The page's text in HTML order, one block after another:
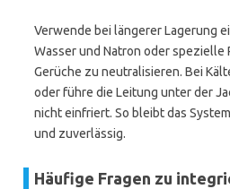
Verwende bei längerer Lagerung
Wasser und Natron oder spezielle
Gerüche zu neutralisieren. Bei
oder führe die Leitung unter der
nicht einfriert. So bleibt das
und zuverlässig.
Häufige Fragen zu